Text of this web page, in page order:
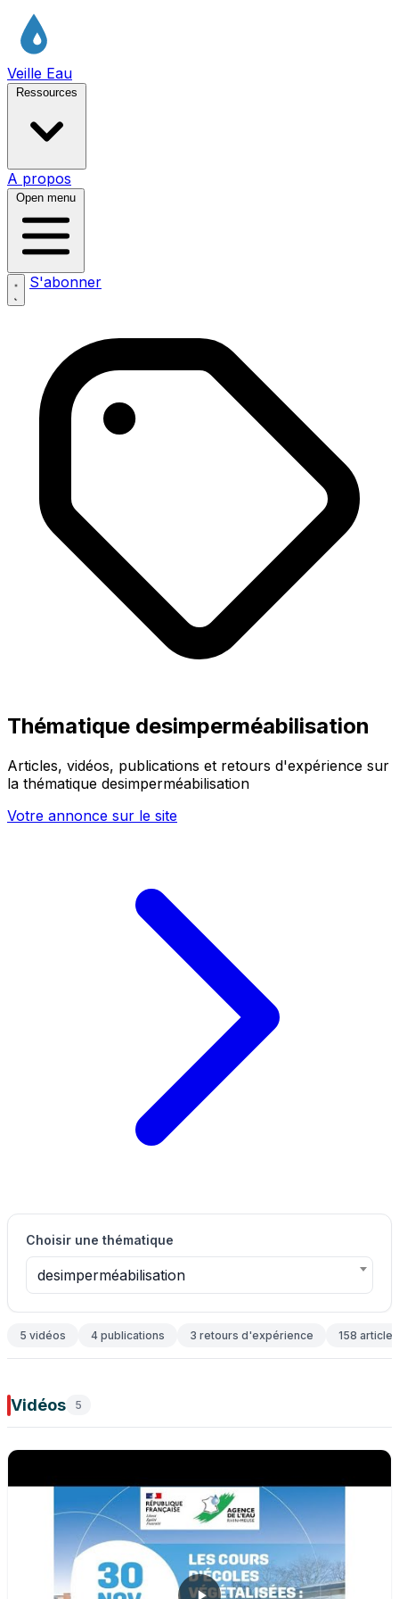
Veille Eau
Ressources
A propos
Open menu
S'abonner
Thématique desimperméabilisation
Articles, vidéos, publications et retours d'expérience sur
la thématique desimperméabilisation
Votre annonce sur le site
Choisir une thématique
desimperméabilisation
5 vidéos 4 publications 3 retours d'expérience 158 articles
Vidéos 5